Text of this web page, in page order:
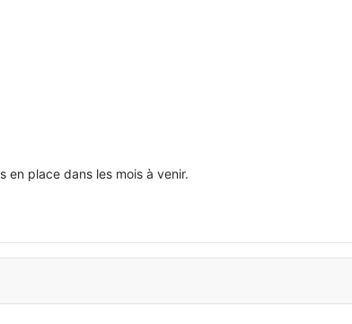
en place dans les mois à venir.